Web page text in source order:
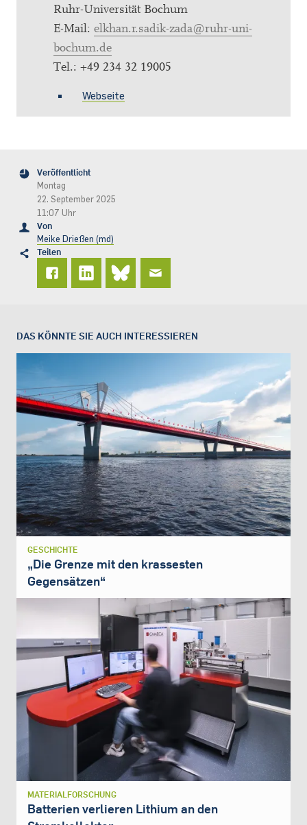
Ruhr-Universität Bochum
E-Mail: elkhan.r.sadik-zada@ruhr-uni-
bochum.de
Tel.: +49 234 32 19005
Webseite
Veröffentlicht
Montag
22. September 2025
11:07 Uhr
Von
Meike Drießen (md)
Teilen
DAS KÖNNTE SIE AUCH INTERESSIEREN
GESCHICHTE
„Die Grenze mit den krassesten
Gegensätzen“
MATERIALFORSCHUNG
Batterien verlieren Lithium an den